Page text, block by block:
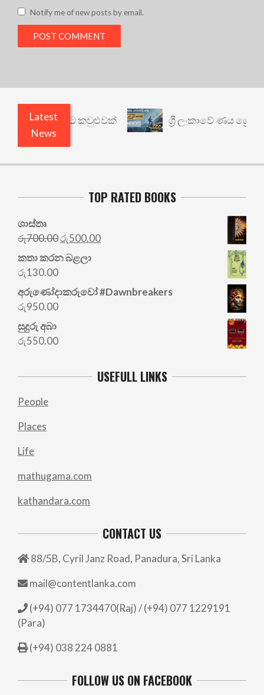
Notify me of new posts by email.
Latest
News
යථාර්ථයකට කවුළුවක් ශ්‍රී ලංකාවේ ණය ශ්‍රේණිගත
TOP RATED BOOKS
ශාස්තෘ
රු700.00Original
price
was:
රු500.00Current
කතා කරන බළලා
රු130.00
අරු‍ණෝදාකරුවෝ #Dawnbreakers
රු950.00
සුදුරු අබා
රු550.00
USEFULL LINKS
People
Places
Life
mathugama.com
kathandara.com
CONTACT US
88/5B, Cyril Janz Road, Panadura, Sri Lanka
mail@contentlanka.com
(+94) 077 1734470(Raj) / (+94) 077 1229191
(Para)
(+94) 038 224 0881
FOLLOW US ON FACEBOOK